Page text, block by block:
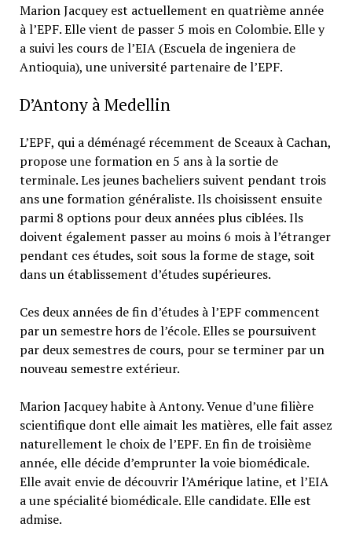
Marion Jacquey est actuellement en quatrième année
à l’EPF. Elle vient de passer 5 mois en Colombie. Elle y
a suivi les cours de l’EIA (Escuela de ingeniera de
Antioquia), une université partenaire de l’EPF.
D’Antony à Medellin
L’EPF, qui a déménagé récemment de Sceaux à Cachan,
propose une formation en 5 ans à la sortie de
terminale. Les jeunes bacheliers suivent pendant trois
ans une formation généraliste. Ils choisissent ensuite
parmi 8 options pour deux années plus ciblées. Ils
doivent également passer au moins 6 mois à l’étranger
pendant ces études, soit sous la forme de stage, soit
dans un établissement d’études supérieures.
Ces deux années de fin d’études à l’EPF commencent
par un semestre hors de l’école. Elles se poursuivent
par deux semestres de cours, pour se terminer par un
nouveau semestre extérieur.
Marion Jacquey habite à Antony. Venue d’une filière
scientifique dont elle aimait les matières, elle fait assez
naturellement le choix de l’EPF. En fin de troisième
année, elle décide d’emprunter la voie biomédicale.
Elle avait envie de découvrir l’Amérique latine, et l’EIA
a une spécialité biomédicale. Elle candidate. Elle est
admise.